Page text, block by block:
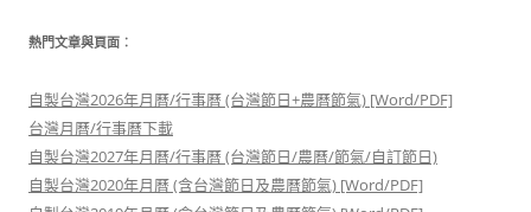
熱門文章與頁面︰
自製台灣2026年月曆/行事曆 (台灣節日+農曆節氣) [Word/PDF]
台灣月曆/行事曆下載
自製台灣2027年月曆/行事曆 (台灣節日/農曆/節氣/自訂節日)
自製台灣2020年月曆 (含台灣節日及農曆節氣) [Word/PDF]